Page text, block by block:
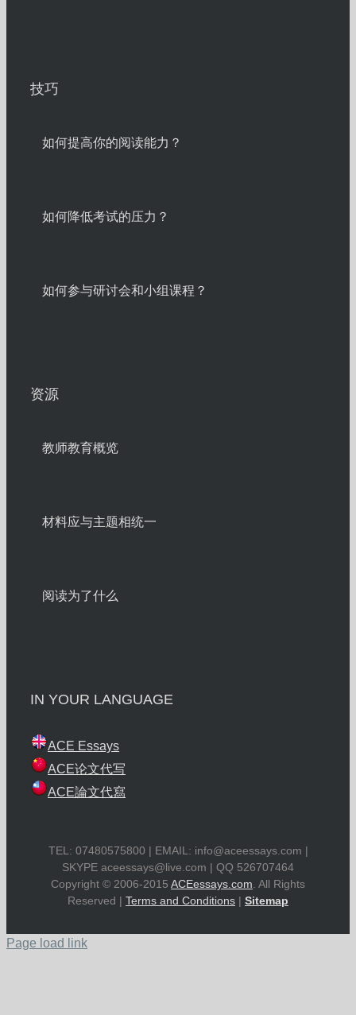
技巧
如何提高你的阅读能力？
如何降低考试的压力？
如何参与研讨会和小组课程？
资源
教师教育概览
材料应与主题相统一
阅读为了什么
IN YOUR LANGUAGE
ACE Essays
ACE论文代写
ACE論文代寫
TEL: 07480575800 | EMAIL: info@aceessays.com |
SKYPE aceessays@live.com | QQ 526707464
Copyright © 2006-2015 ACEessays.com . All Rights
Reserved | Terms and Conditions | Sitemap
Page load link